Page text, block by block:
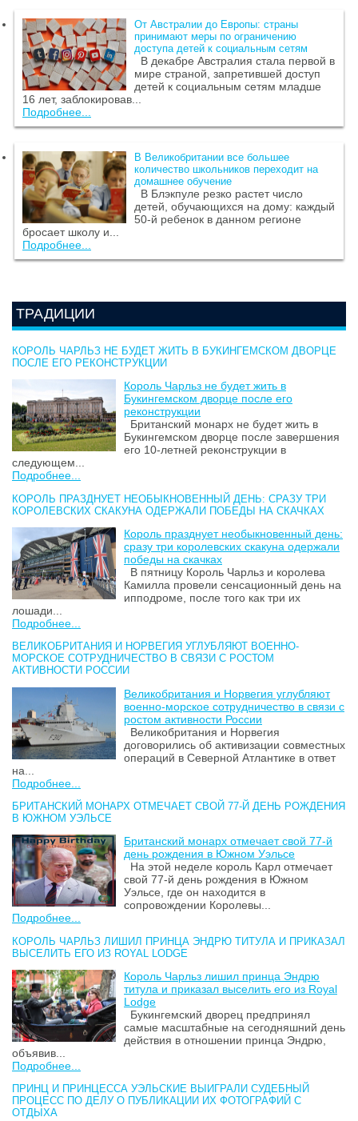
От Австралии до Европы: страны
принимают меры по ограничению
доступа детей к социальным сетям
В декабре Австралия стала первой в
мире страной, запретившей доступ
детей к социальным сетям младше
16 лет, заблокировав...
Подробнее...
В Великобритании все большее
количество школьников переходит на
домашнее обучение
В Блэкпуле резко растет число
детей, обучающихся на дому: каждый
50-й ребенок в данном регионе
бросает школу и...
Подробнее...
ТРАДИЦИИ
КОРОЛЬ ЧАРЛЬЗ НЕ БУДЕТ ЖИТЬ В БУКИНГЕМСКОМ ДВОРЦЕ
ПОСЛЕ ЕГО РЕКОНСТРУКЦИИ
Король Чарльз не будет жить в
Букингемском дворце после его
реконструкции
Британский монарх не будет жить в
Букингемском дворце после завершения
его 10-летней реконструкции в
следующем...
Подробнее...
КОРОЛЬ ПРАЗДНУЕТ НЕОБЫКНОВЕННЫЙ ДЕНЬ: СРАЗУ ТРИ
КОРОЛЕВСКИХ СКАКУНА ОДЕРЖАЛИ ПОБЕДЫ НА СКАЧКАХ
Король празднует необыкновенный день:
сразу три королевских скакуна одержали
победы на скачках
В пятницу Король Чарльз и королева
Камилла провели сенсационный день на
ипподроме, после того как три их
лошади...
Подробнее...
ВЕЛИКОБРИТАНИЯ И НОРВЕГИЯ УГЛУБЛЯЮТ ВОЕННО-
МОРСКОЕ СОТРУДНИЧЕСТВО В СВЯЗИ С РОСТОМ
АКТИВНОСТИ РОССИИ
Великобритания и Норвегия углубляют
военно-морское сотрудничество в связи с
ростом активности России
Великобритания и Норвегия
договорились об активизации совместных
операций в Северной Атлантике в ответ
на...
Подробнее...
БРИТАНСКИЙ МОНАРХ ОТМЕЧАЕТ СВОЙ 77-Й ДЕНЬ РОЖДЕНИЯ
В ЮЖНОМ УЭЛЬСЕ
Британский монарх отмечает свой 77-й
день рождения в Южном Уэльсе
На этой неделе король Карл отмечает
свой 77-й день рождения в Южном
Уэльсе, где он находится в
сопровождении Королевы...
Подробнее...
КОРОЛЬ ЧАРЛЬЗ ЛИШИЛ ПРИНЦА ЭНДРЮ ТИТУЛА И ПРИКАЗАЛ
ВЫСЕЛИТЬ ЕГО ИЗ ROYAL LODGE
Король Чарльз лишил принца Эндрю
титула и приказал выселить его из Royal
Lodge
Букингемский дворец предпринял
самые масштабные на сегодняшний день
действия в отношении принца Эндрю,
объявив...
Подробнее...
ПРИНЦ И ПРИНЦЕССА УЭЛЬСКИЕ ВЫИГРАЛИ СУДЕБНЫЙ
ПРОЦЕСС ПО ДЕЛУ О ПУБЛИКАЦИИ ИХ ФОТОГРАФИЙ С
ОТДЫХА